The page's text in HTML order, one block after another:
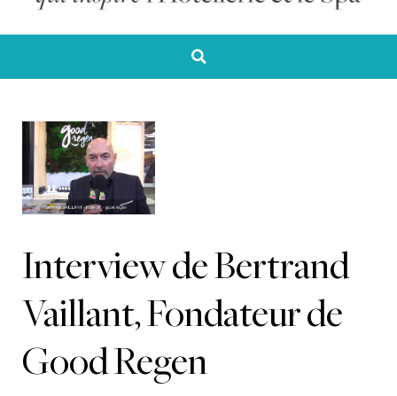
Interview de Bertrand
Vaillant, Fondateur de
Good Regen